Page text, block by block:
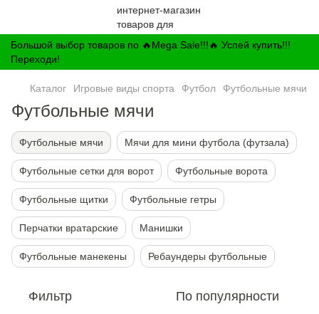
Большой выбор товаров по 🔥Mega Sale!!!🔥 Успей купить!!!
Переходи!
Каталог Игровые виды спорта Футбол Футбольные мячи
Футбольные мячи
Футбольные мячи Мячи для мини футбола (футзала)
Футбольные сетки для ворот Футбольные ворота
Футбольные щитки Футбольные гетры
Перчатки вратарские Манишки
Футбольные манекены Ребаундеры футбольные
Фильтр По популярности